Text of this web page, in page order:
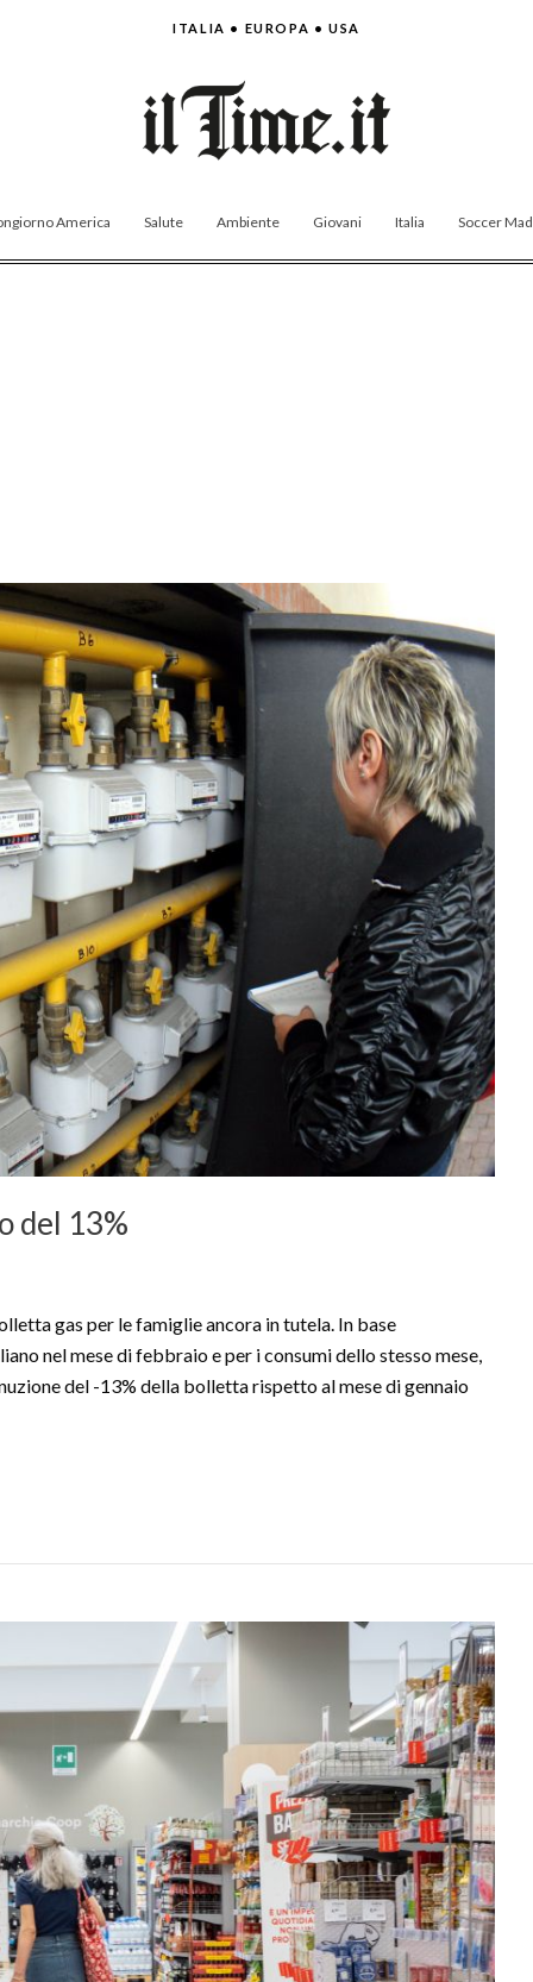
ITALIA • EUROPA • USA
America Salute Ambiente Giovani Italia Soccer
del 13%
gas per le famiglie ancora in tutela. In base
nel mese di febbraio e per i consumi dello stesso mese,
del -13% della bolletta rispetto al mese di gennaio